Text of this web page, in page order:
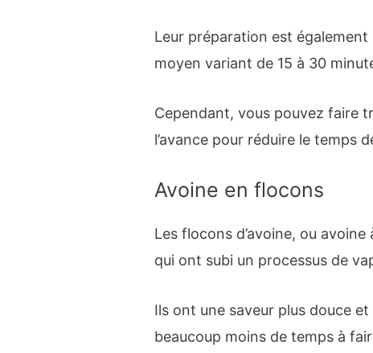
Leur préparation est
moyen variant de 15 à 30
Cependant, vous pouvez faire
l’avance pour réduire le temps
Avoine en flocons
Les flocons d’avoine, ou avoine
qui ont subi un processus de
Ils ont une saveur plus douce
beaucoup moins de temps à